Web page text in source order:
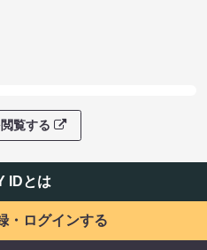
覧する
IDとは
・ログインする